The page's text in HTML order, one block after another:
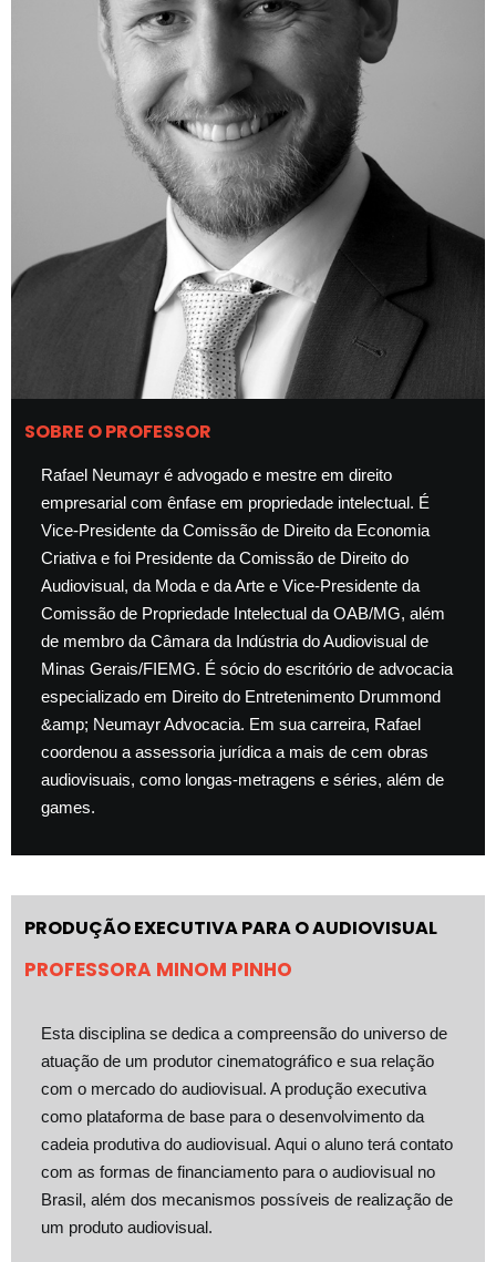
SOBRE O PROFESSOR
Rafael Neumayr é advogado e mestre em direito
empresarial com ênfase em propriedade intelectual. É
Vice-Presidente da Comissão de Direito da Economia
Criativa e foi Presidente da Comissão de Direito do
Audiovisual, da Moda e da Arte e Vice-Presidente da
Comissão de Propriedade Intelectual da OAB/MG, além
de membro da Câmara da Indústria do Audiovisual de
Minas Gerais/FIEMG. É sócio do escritório de advocacia
especializado em Direito do Entretenimento Drummond
&amp; Neumayr Advocacia. Em sua carreira, Rafael
coordenou a assessoria jurídica a mais de cem obras
audiovisuais, como longas-metragens e séries, além de
games.
PRODUÇÃO EXECUTIVA PARA O AUDIOVISUAL
PROFESSORA MINOM PINHO
Esta disciplina se dedica a compreensão do universo de
atuação de um produtor cinematográfico e sua relação
com o mercado do audiovisual. A produção executiva
como plataforma de base para o desenvolvimento da
cadeia produtiva do audiovisual. Aqui o aluno terá contato
com as formas de financiamento para o audiovisual no
Brasil, além dos mecanismos possíveis de realização de
um produto audiovisual.